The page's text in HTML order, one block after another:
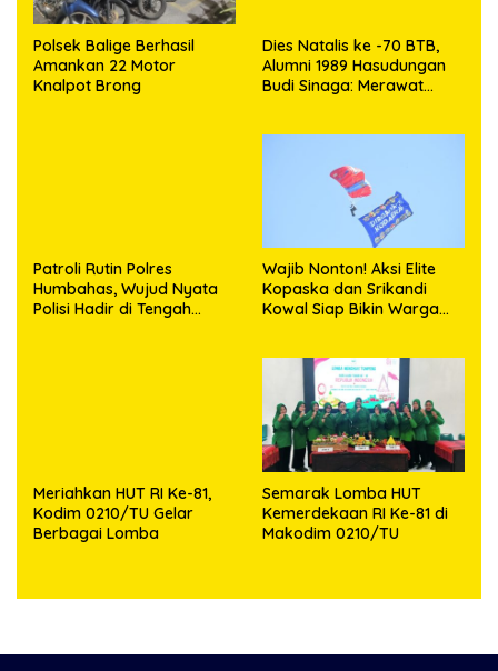
Polsek Balige Berhasil
Amankan 22 Motor
Knalpot Brong
Dies Natalis ke -70 BTB,
Alumni 1989 Hasudungan
Budi Sinaga: Merawat
Patroli Rutin Polres
Humbahas, Wujud Nyata
Polisi Hadir di Tengah
Wajib Nonton! Aksi Elite
Kopaska dan Srikandi
Kowal Siap Bikin Warga
Meriahkan HUT RI Ke-81,
Kodim 0210/TU Gelar
Berbagai Lomba
Semarak Lomba HUT
Kemerdekaan RI Ke-81 di
Makodim 0210/TU